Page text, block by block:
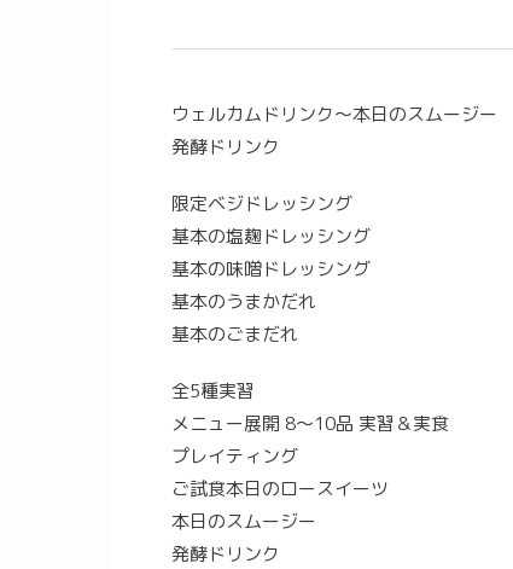
ウェルカムドリンク〜本日のスムージー
発酵ドリンク
限定ベジドレッシング
基本の塩麹ドレッシング
基本の味噌ドレッシング
基本のうまかだれ
基本のごまだれ
全5種実習
メニュー展開 8〜10品 実習＆実食
プレイティング
ご試食本日のロースイーツ
本日のスムージー
発酵ドリンク